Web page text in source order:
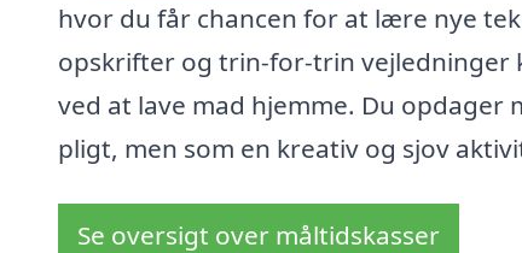
hvor du får chancen for at lære nye
opskrifter og trin-for-trin vejledninger
ved at lave mad hjemme. Du opdager
pligt, men som en kreativ og sjov
Se oversigt over måltidskasser